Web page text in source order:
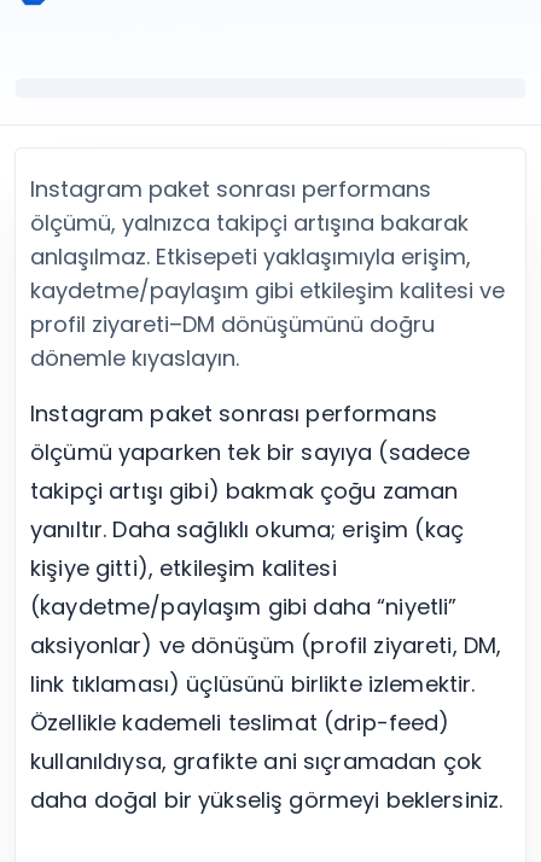
Tümünü Gör
YouTube
YouTube Abone Satın Al
YouTube Beğeni Satın Al
YouTube İzlenme Satın Al
YouTube Yorum Satın Al
Tümünü Gör
Facebook
Facebook Beğeni Satın Al
Facebook Takipçi Satın Al
Facebook Yorum Satın Al
Facebook Video İzlenme Satın Al
Tümünü Gör
Facebook Araçları
LinkedIn Araçları
Spotify Araçları
Telegram Araçları
Twitch Araçları
SoundCloud Araçları
Snapchat Araçları
Tümünü Gör
Instagram paket sonrası performans
ölçümü, yalnızca takipçi artışına bakarak
anlaşılmaz. Etkisepeti yaklaşımıyla erişim,
kaydetme/paylaşım gibi etkileşim kalitesi ve
profil ziyareti–DM dönüşümünü doğru
dönemle kıyaslayın.
Instagram paket sonrası performans
ölçümü yaparken tek bir sayıya (sadece
takipçi artışı gibi) bakmak çoğu zaman
yanıltır. Daha sağlıklı okuma; erişim (kaç
kişiye gitti), etkileşim kalitesi
(kaydetme/paylaşım gibi daha “niyetli”
aksiyonlar) ve dönüşüm (profil ziyareti, DM,
link tıklaması) üçlüsünü birlikte izlemektir.
Özellikle kademeli teslimat (drip-feed)
kullanıldıysa, grafikte ani sıçramadan çok
daha doğal bir yükseliş görmeyi beklersiniz.